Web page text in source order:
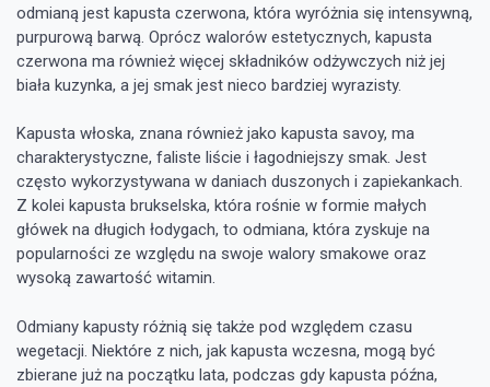
odmianą jest kapusta czerwona, która wyróżnia się intensywną,
purpurową barwą. Oprócz walorów estetycznych, kapusta
czerwona ma również więcej składników odżywczych niż jej
biała kuzynka, a jej smak jest nieco bardziej wyrazisty.
Kapusta włoska, znana również jako kapusta savoy, ma
charakterystyczne, faliste liście i łagodniejszy smak. Jest
często wykorzystywana w daniach duszonych i zapiekankach.
Z kolei kapusta brukselska, która rośnie w formie małych
główek na długich łodygach, to odmiana, która zyskuje na
popularności ze względu na swoje walory smakowe oraz
wysoką zawartość witamin.
Odmiany kapusty różnią się także pod względem czasu
wegetacji. Niektóre z nich, jak kapusta wczesna, mogą być
zbierane już na początku lata, podczas gdy kapusta późna,